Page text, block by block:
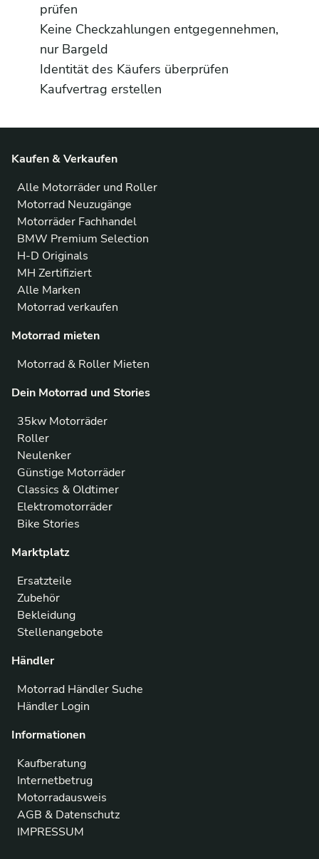
prüfen
Keine Checkzahlungen entgegennehmen,
nur Bargeld
Identität des Käufers überprüfen
Kaufvertrag erstellen
Kaufen & Verkaufen
Alle Motorräder und Roller
Motorrad Neuzugänge
Motorräder Fachhandel
BMW Premium Selection
H-D Originals
MH Zertifiziert
Alle Marken
Motorrad verkaufen
Motorrad mieten
Motorrad & Roller Mieten
Dein Motorrad und Stories
35kw Motorräder
Roller
Neulenker
Günstige Motorräder
Classics & Oldtimer
Elektromotorräder
Bike Stories
Marktplatz
Ersatzteile
Zubehör
Bekleidung
Stellenangebote
Händler
Motorrad Händler Suche
Händler Login
Informationen
Kaufberatung
Internetbetrug
Motorradausweis
AGB & Datenschutz
IMPRESSUM